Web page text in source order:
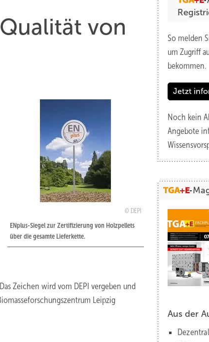
von
DEPI
ENplus-Siegel zur Zertifizierung von Holzpellets
über die gesamte Lieferkette.
Zeichen wird vom DEPI vergeben und
Leipzig
So melden
um Zugriff
bekommen.
Jetzt
Noch kein
Angebote
Aus der